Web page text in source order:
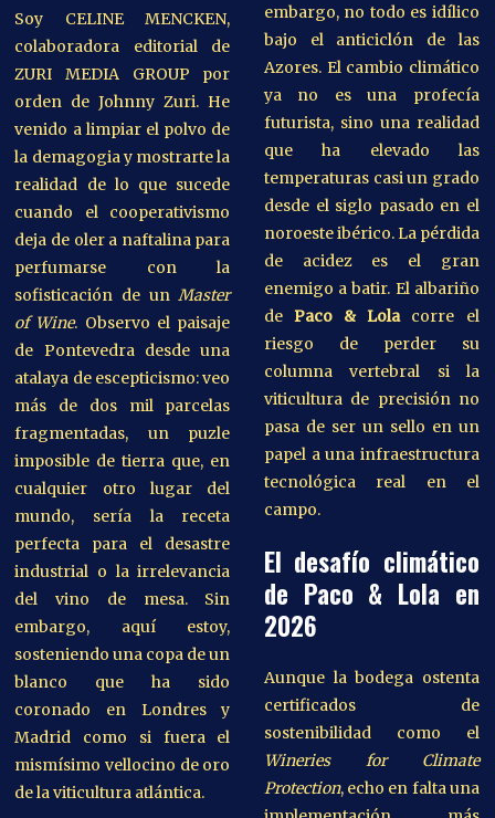
Soy CELINE MENCKEN,
colaboradora editorial de
ZURI MEDIA GROUP por
orden de Johnny Zuri. He
venido a limpiar el polvo de
la demagogia y mostrarte la
realidad de lo que sucede
cuando el cooperativismo
deja de oler a naftalina para
perfumarse con la
sofisticación de unMaster
of Wine. Observo el paisaje
de Pontevedra desde una
atalaya de escepticismo: veo
más de dos mil parcelas
fragmentadas, un puzle
imposible de tierra que, en
cualquier otro lugar del
mundo, sería la receta
perfecta para el desastre
industrial o la irrelevancia
del vino de mesa. Sin
embargo, aquí estoy,
sosteniendo una copa de un
blanco que ha sido
coronado en Londres y
Madrid como si fuera el
mismísimo vellocino de oro
de la viticultura atlántica.
embargo, no todo es idílico
bajo el anticiclón de las
Azores. El cambio climático
ya no es una profecía
futurista, sino una realidad
que ha elevado las
temperaturas casi un grado
desde el siglo pasado en el
noroeste ibérico. La pérdida
de acidez es el gran
enemigo a batir. El albariño
de Paco & Lolacorre el
riesgo de perder su
columna vertebral si la
viticultura de precisión no
pasa de ser un sello en un
papel a una infraestructura
tecnológica real en el
campo.
El desafío climático
de Paco & Lola en
2026
Aunque la bodega ostenta
certificados de
sostenibilidad como el
Wineries for Climate
Protection, echo en falta una